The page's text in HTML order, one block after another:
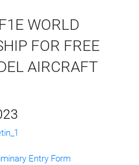
WORLD
FOR FREE
AIRCRAFT
Entry Form